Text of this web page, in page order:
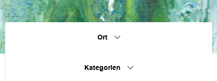
Ort
Kategorien